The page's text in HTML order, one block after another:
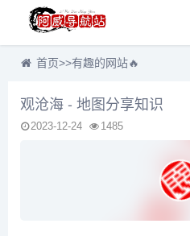
首页>>有趣的网站🔥
观沧海 - 地图分享知识
2023-12-24 1485